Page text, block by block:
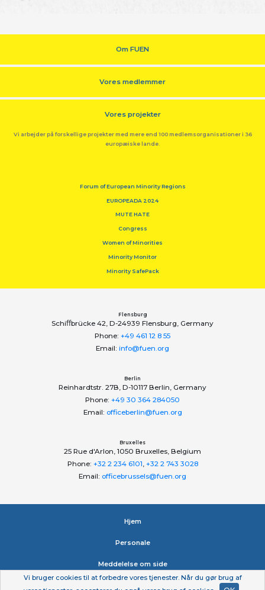
Om FUEN
Vores medlemmer
Vores projekter
Vi arbejder på forskellige projekter med mere end 100 medlemsorganisationer i 36
europæiske lande.
Forum of European Minority Regions
EUROPEADA 2024
MUTE HATE
Congress
Women of Minorities
Minority Monitor
Minority SafePack
Flensburg
Schiﬀbrücke 42, D-24939 Flensburg, Germany
Phone: +49 461 12 8 55
Email: info@fuen.org
Berlin
Reinhardtstr. 27B, D-10117 Berlin, Germany
Phone: +49 30 364 284050
Email: officeberlin@fuen.org
Bruxelles
25 Rue d'Arlon, 1050 Bruxelles, Belgium
Phone: +32 2 234 6101 +32 2 743 3028
Email: officebrussels@fuen.org
Hjem
Personale
Meddelelse om side
Vi bruger cookies til at forbedre vores tjenester. Når du gør brug af